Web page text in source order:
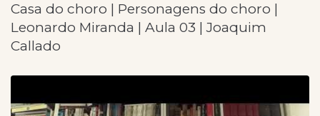
Casa do choro | Personagens do choro |
Leonardo Miranda | Aula 03 | Joaquim
Callado